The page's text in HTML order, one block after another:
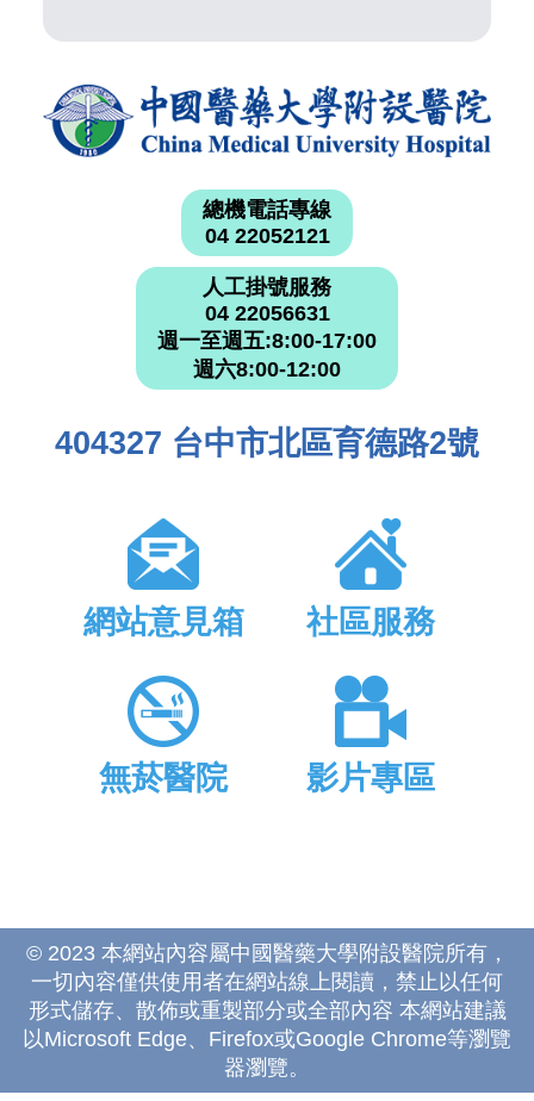
總機電話專線
04 22052121
人工掛號服務
04 22056631
週一至週五:8:00-17:00
週六8:00-12:00
404327 台中市北區育德路2號
網站意見箱 社區服務
無菸醫院 影片專區
© 2023 本網站內容屬中國醫藥大學附設醫院所有，
一切內容僅供使用者在網站線上閱讀，禁止以任何
形式儲存、散佈或重製部分或全部內容 本網站建議
以Microsoft Edge、Firefox或Google Chrome等瀏覽
器瀏覽。